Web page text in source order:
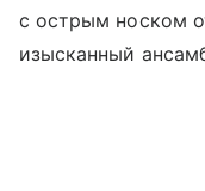
с острым носком
изысканный